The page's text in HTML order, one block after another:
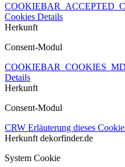
Cookies Details
Herkunft
Consent-Modul
Details
Herkunft
Consent-Modul
CRW Erläuterung dieses
Herkunft dekorfinder.de
System Cookie